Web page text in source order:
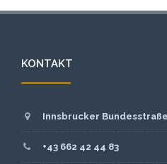
KONTAKT
Innsbrucker
+43 662 42 44 83